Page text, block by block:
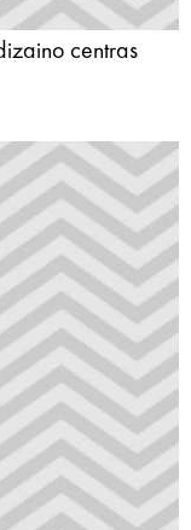
centras